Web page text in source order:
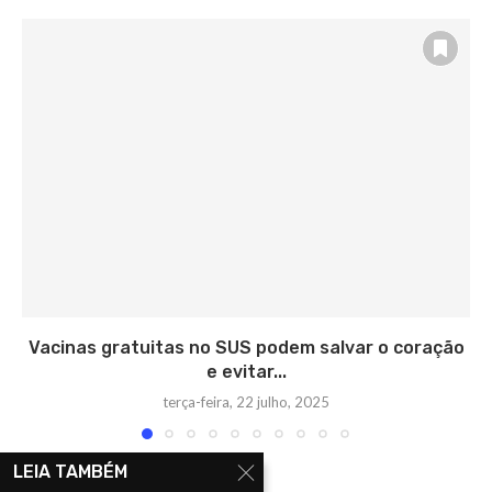
Vacinas gratuitas no SUS podem salvar o coração
e evitar...
terça-feira, 22 julho, 2025
LEIA TAMBÉM